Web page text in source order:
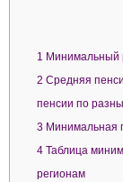
1 Минимальный
2 Средняя
пенсии по
3 Минимальная
4 Таблица
регионам